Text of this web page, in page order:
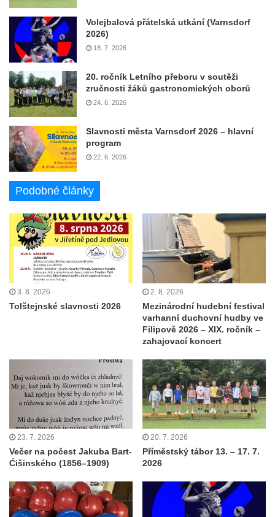
Volejbalová přátelská utkání (Varnsdorf
2026)
18. 7. 2026
20. ročník Letního přeboru v soutěži
zručnosti žáků gastronomických oborů
24. 6. 2026
Slavnosti města Varnsdorf 2026 – hlavní
program
22. 6. 2026
Podobné články
3. 8. 2026
Tolštejnské slavnosti 2026
2. 8. 2026
Mezinárodní hudební festival
varhanní duchovní hudby ve
Filipově 2026 – XIX. ročník –
zahajovací koncert
23. 7. 2026
Večer na počest Jakuba Bart-
Ćišinského (1856–1909)
20. 7. 2026
Příměstský tábor 13. – 17. 7.
2026